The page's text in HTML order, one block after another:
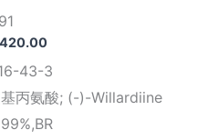
价
范
围：
¥350.00
至
43-3
丙氨酸; (-)-Willardiine